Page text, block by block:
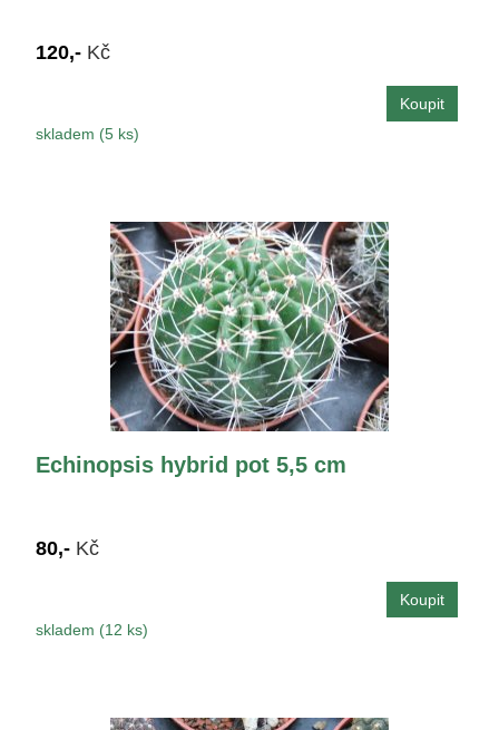
120,- Kč
skladem (5 ks)
Echinopsis hybrid pot 5,5 cm
80,- Kč
skladem (12 ks)